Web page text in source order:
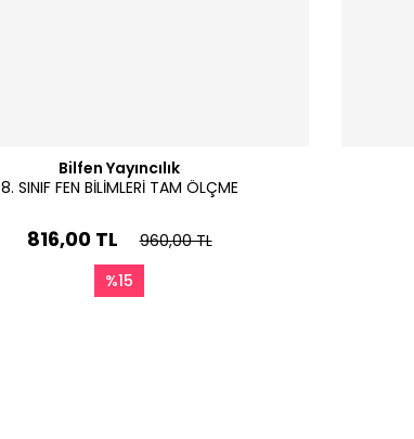
Bilfen Yayıncılık
8. SINIF FEN BİLİMLERİ TAM ÖLÇME
816,00 TL
960,00 TL
%15